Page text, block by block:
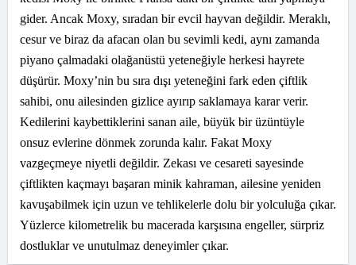
gider. Ancak Moxy, sıradan bir evcil hayvan değildir. Meraklı,
cesur ve biraz da afacan olan bu sevimli kedi, aynı zamanda
piyano çalmadaki olağanüstü yeteneğiyle herkesi hayrete
düşürür. Moxy’nin bu sıra dışı yeteneğini fark eden çiftlik
sahibi, onu ailesinden gizlice ayırıp saklamaya karar verir.
Kedilerini kaybettiklerini sanan aile, büyük bir üzüntüyle
onsuz evlerine dönmek zorunda kalır. Fakat Moxy
vazgeçmeye niyetli değildir. Zekası ve cesareti sayesinde
çiftlikten kaçmayı başaran minik kahraman, ailesine yeniden
kavuşabilmek için uzun ve tehlikelerle dolu bir yolculuğa çıkar.
Yüzlerce kilometrelik bu macerada karşısına engeller, sürpriz
dostluklar ve unutulmaz deneyimler çıkar.